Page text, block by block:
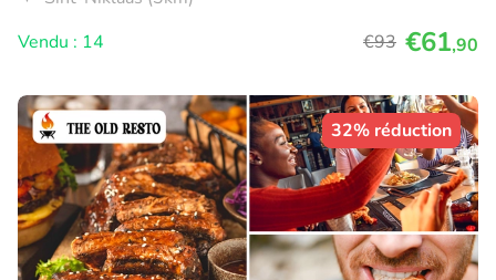
Vendu : 14
€93 €61,90
32% réduction